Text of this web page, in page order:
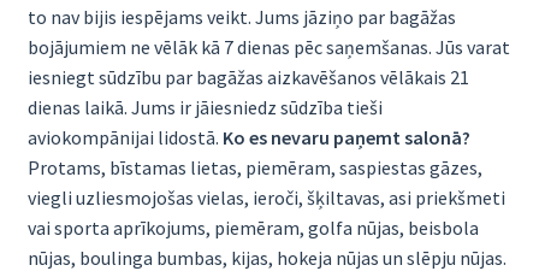
to nav bijis iespējams veikt. Jums jāziņo par bagāžas
bojājumiem ne vēlāk kā 7 dienas pēc saņemšanas. Jūs varat
iesniegt sūdzību par bagāžas aizkavēšanos vēlākais 21
dienas laikā. Jums ir jāiesniedz sūdzība tieši
aviokompānijai lidostā. Ko es nevaru paņemt salonā?
Protams, bīstamas lietas, piemēram, saspiestas gāzes,
viegli uzliesmojošas vielas, ieroči, šķiltavas, asi priekšmeti
vai sporta aprīkojums, piemēram, golfa nūjas, beisbola
nūjas, boulinga bumbas, kijas, hokeja nūjas un slēpju nūjas.